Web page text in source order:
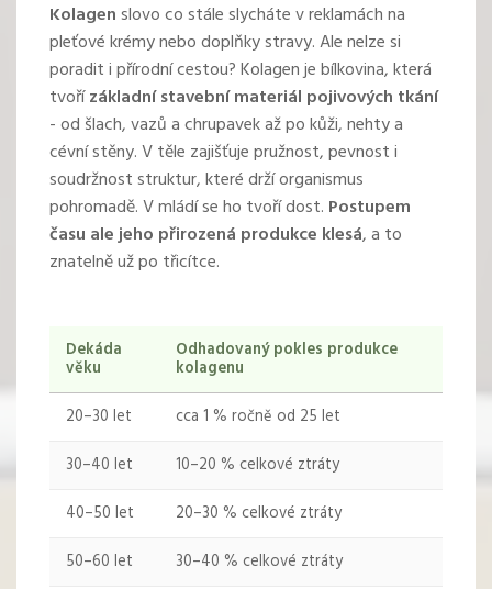
Kolagenslovo co stále slycháte v reklamách na
pleťové krémy nebo doplňky stravy. Ale nelze si
poradit i přírodní cestou? Kolagen je bílkovina, která
tvořízákladní stavební materiál pojivových tkání
- od šlach, vazů a chrupavek až po kůži, nehty a
cévní stěny. V těle zajišťuje pružnost, pevnost i
soudržnost struktur, které drží organismus
pohromadě. V mládí se ho tvoří dost. Postupem
času ale jeho přirozená produkce klesá, a to
znatelně už po třicítce.
Dekáda
věku
Odhadovaný pokles produkce
kolagenu
20–30 let
cca 1 % ročně od 25 let
30–40 let
10–20 % celkové ztráty
40–50 let
20–30 % celkové ztráty
50–60 let
30–40 % celkové ztráty